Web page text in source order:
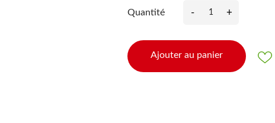
Quantité - +
Ajouter au panier